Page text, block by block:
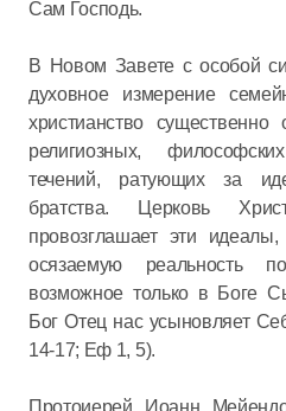
Сам Господь.
В Новом Завете с особой
духовное измерение
христианство существенно
религиозных,
течений, ратующих за
братства. Церковь
провозглашает эти идеалы,
осязаемую реальность
возможное только в Боге
Бог Отец нас усыновляет
14-17; Еф 1, 5).
Протоиерей Иоанн